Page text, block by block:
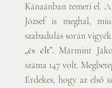
Kánaánban temeti el. A
József is meghal,
szabadulás során
„és élt”. Mármint
száma 147 volt.
Érdekes, hogy az első